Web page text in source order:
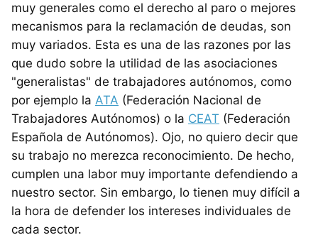
muy generales como el derecho al paro o mejores
mecanismos para la reclamación de deudas, son
muy variados. Esta es una de las razones por las
que dudo sobre la utilidad de las asociaciones
"generalistas" de trabajadores autónomos, como
por ejemplo la ATA (Federación Nacional de
Trabajadores Autónomos) o la CEAT (Federación
Española de Autónomos). Ojo, no quiero decir que
su trabajo no merezca reconocimiento. De hecho,
cumplen una labor muy importante defendiendo a
nuestro sector. Sin embargo, lo tienen muy difícil a
la hora de defender los intereses individuales de
cada sector.